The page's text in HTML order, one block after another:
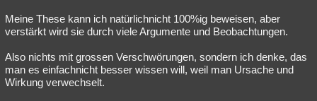
Meine These kann ich natürlichnicht 100%ig beweisen, aber
verstärkt wird sie durch viele Argumente und Beobachtungen.
Also nichts mit grossen Verschwörungen, sondern ich denke, das
man es einfachnicht besser wissen will, weil man Ursache und
Wirkung verwechselt.